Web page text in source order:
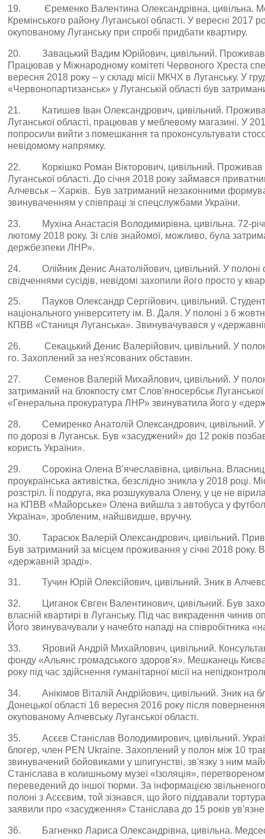
19. Єременко Валентина Олександрівна, цивільна.
Кремінського району Луганської області. У вересні 2017
окупованому Луганську при спробі придбати квартиру.
20. Завацький Вадим Юрійович, цивільний. Проживав
Працював у Міжнародному комітеті Червоного Хреста
вересня 2018 року – у складі місії МКЧХ в Луганську. У
«Червонопартизанськ» у Луганській області був
21. Катишев Іван Олександрович, цивільний.
Луганської області, працював у меблевому магазині. У
попросили вийти з помешкання та проконсультувати
невідомому напрямку.
22. Коркішко Роман Вікторович, цивільний. Проживав
Луганської області. До січня 2018 року займався
Алчевськ – Харків. Був затриманий незаконними
звинуваченням у співпраці зі спецслужбами України.
23. Мухіна Анастасія Володимирівна, цивільна. 72-
лютому 2018 року. Зі слів знайомої, можливо, була
держбезпеки ЛНР».
24. Олійник Денис Анатолійович, цивільний. У полоні
свідченнями сусідів, невідомі захопили його просто у
25. Пауков Олександр Сергійович, цивільний. Студент
національного університету ім. В. Даля. У полоні з 6
КПВВ «Станиця Луганська». Звинувачувався у
26. Секацький Денис Валерійович, цивільний. У
го. Захоплений за нез'ясованих обставин.
27. Семенов Валерій Михайлович, цивільний. У полоні
затриманий на блокпосту смт Слов'яносербськ Луганської
«Генеральна прокуратура ЛНР» звинуватила його у
28. Семиренко Анатолій Олександрович, цивільний. У
по дорозі в Луганськ. Був «засуджений» до 12 років
користь України».
29. Сорокіна Олена В'ячеславівна, цивільна.
проукраїнська активістка, безслідно зникла у 2018 році.
розстріл. Її подруга, яка розшукувала Олену, у це не
на КПВВ «Майорське» Олена вийшла з автобуса у
Україна», зробленим, найшвидше, вручну.
30. Тарасюк Валерій Олександрович, цивільний.
Був затриманий за місцем проживання у січні 2018
«державній зраді».
31. Тучин Юрій Олексійович, цивільний. Зник в
32. Циганок Євген Валентинович, цивільний. Був
власній квартирі в Луганську. Під час викрадення чинив
Його звинувачували у начебто нападі на співробітника
33. Яровий Андрій Михайлович, цивільний.
фонду «Альянс громадського здоров'я». Мешканець
року під час здійснення гуманітарної місії на
34. Анікімов Віталій Андрійович, цивільний. Зник на
Донецької області 16 вересня 2016 року після
окупованому Алчевську Луганської області.
35. Асєєв Станіслав Володимирович, цивільний.
блогер, член PEN Ukraine. Захоплений у полон між 10
звинувачений бойовиками у шпигунстві, зв'язку з ним
Станіслава в колишньому музеї «Ізоляція»,
переведений до іншої тюрми. За інформацією
полоні з Асєєвим, той зізнався, що його піддавали
заявили про «засудження» Станіслава до 15 років
36. Багненко Лариса Олександрівна, цивільна.